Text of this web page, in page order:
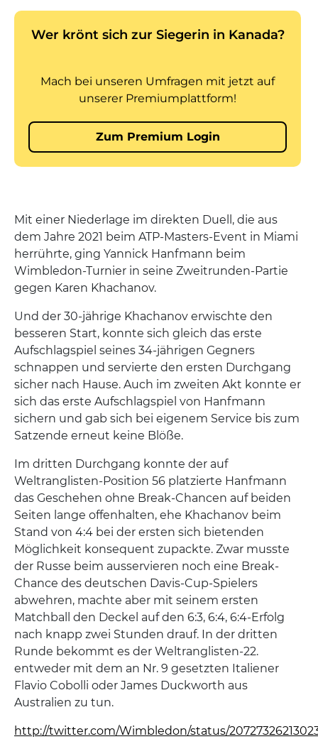
Mit einer Niederlage im direkten Duell, die aus
dem Jahre 2021 beim ATP-Masters-Event in Miami
herrührte, ging Yannick Hanfmann beim
Wimbledon-Turnier in seine Zweitrunden-Partie
gegen Karen Khachanov.
Und der 30-jährige Khachanov erwischte den
besseren Start, konnte sich gleich das erste
Aufschlagspiel seines 34-jährigen Gegners
schnappen und servierte den ersten Durchgang
sicher nach Hause. Auch im zweiten Akt konnte er
sich das erste Aufschlagspiel von Hanfmann
sichern und gab sich bei eigenem Service bis zum
Satzende erneut keine Blöße.
Im dritten Durchgang konnte der auf
Weltranglisten-Position 56 platzierte Hanfmann
das Geschehen ohne Break-Chancen auf beiden
Seiten lange offenhalten, ehe Khachanov beim
Stand von 4:4 bei der ersten sich bietenden
Möglichkeit konsequent zupackte. Zwar musste
der Russe beim ausservieren noch eine Break-
Chance des deutschen Davis-Cup-Spielers
abwehren, machte aber mit seinem ersten
Matchball den Deckel auf den 6:3, 6:4, 6:4-Erfolg
nach knapp zwei Stunden drauf. In der dritten
Runde bekommt es der Weltranglisten-22.
entweder mit dem an Nr. 9 gesetzten Italiener
Flavio Cobolli oder James Duckworth aus
Australien zu tun.
http://twitter.com/Wimbledon/status/